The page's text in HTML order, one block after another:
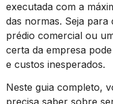
executada com a
das normas. Seja para
prédio comercial ou
certa da empresa
e custos inesperados.
Neste guia completo,